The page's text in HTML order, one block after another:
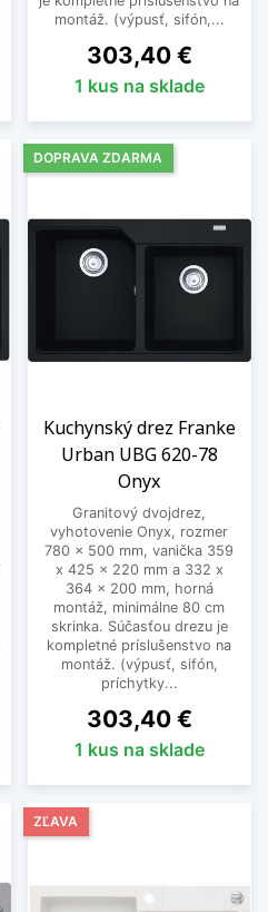
montáž. (výpusť, sifón,...
Cena
303,40 €
1 kus na sklade
Kuchynský drez Franke
Urban UBG 620-78
Onyx
Granitový dvojdrez,
vyhotovenie Onyx, rozmer
780 x 500 mm, vanička 359
x 425 x 220 mm a 332 x
364 x 200 mm, horná
montáž, minimálne 80 cm
skrinka. Súčasťou drezu je
kompletné príslušenstvo na
montáž. (výpusť, sifón,
príchytky...
Cena
303,40 €
1 kus na sklade
DOPRAVA ZDARMA
ZĽAVA